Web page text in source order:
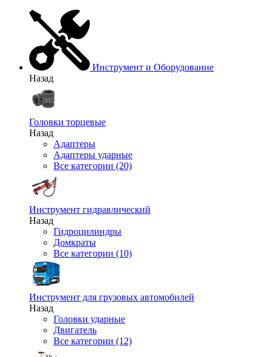
Инструмент и Оборудование
Назад
Головки торцевые
Назад
Адаптеры
Адаптеры ударные
Все категории (20)
Инструмент гидравлический
Назад
Гидроцилиндры
Домкраты
Все категории (10)
Инструмент для грузовых автомобилей
Назад
Головки ударные
Двигатель
Все категории (12)